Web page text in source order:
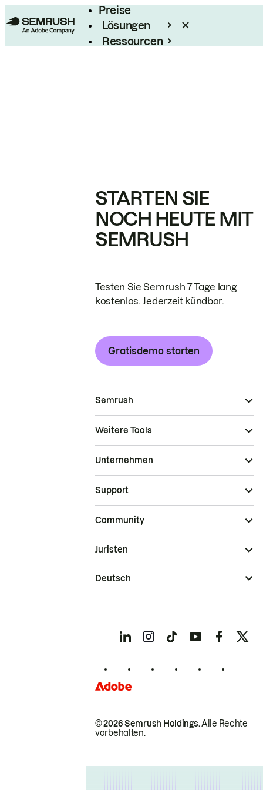
Preise
Lösungen
Ressourcen
STARTEN SIE
NOCH HEUTE MIT
SEMRUSH
Testen Sie Semrush 7 Tage lang
kostenlos. Jederzeit kündbar.
Gratisdemo starten
Semrush
Weitere Tools
Unternehmen
Support
Community
© 2026 Semrush Holdings.Alle Rechte
vorbehalten.
Juristen
Deutsch